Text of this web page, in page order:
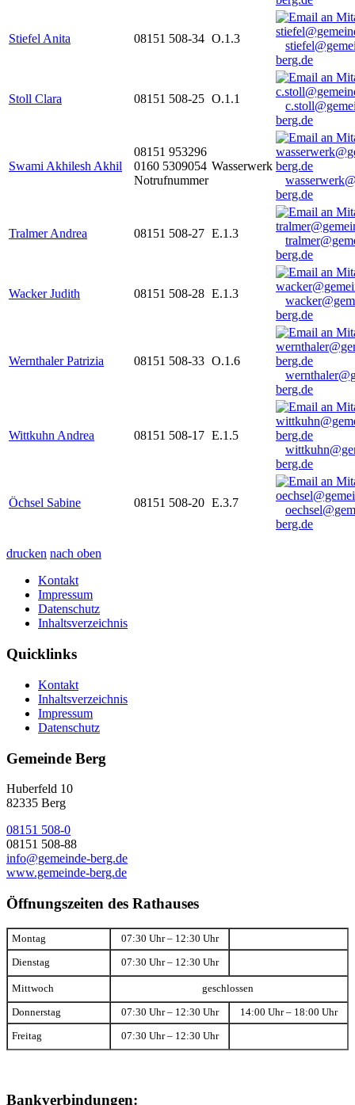
Stiefel Anita 08151 508-34 O.1.3
berg.de
Stoll Clara 08151 508-25 O.1.1
berg.de
Swami Akhilesh Akhil
08151 953296
0160 5309054
Notrufnummer
Wasserwerk
berg.de
Tralmer Andrea 08151 508-27 E.1.3
berg.de
Wacker Judith 08151 508-28 E.1.3
berg.de
Wernthaler Patrizia 08151 508-33 O.1.6
berg.de
Wittkuhn Andrea 08151 508-17 E.1.5
berg.de
Öchsel Sabine 08151 508-20 E.3.7
berg.de
drucken nach oben
Kontakt
Impressum
Datenschutz
Inhaltsverzeichnis
Quicklinks
Kontakt
Inhaltsverzeichnis
Impressum
Datenschutz
Gemeinde Berg
Huberfeld 10
82335 Berg
08151 508-0
08151 508-88
info@gemeinde-berg.de
www.gemeinde-berg.de
Öffnungszeiten des Rathauses
Montag 07:30 Uhr – 12:30 Uhr
Dienstag 07:30 Uhr – 12:30 Uhr
Mittwoch geschlossen
Donnerstag 07:30 Uhr – 12:30 Uhr 14:00 Uhr – 18:00 Uhr
Freitag 07:30 Uhr – 12:30 Uhr
Bankverbindungen: